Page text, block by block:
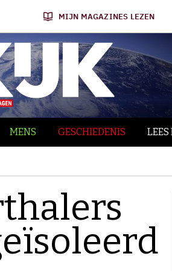
MIJN MAGAZINES LEZEN
MENS GESCHIEDENIS